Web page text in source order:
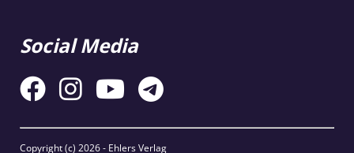
Social Media
Copyright (c) 2026 - Ehlers Verlag